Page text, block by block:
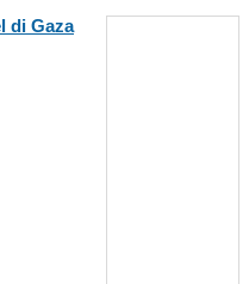
di Gaza